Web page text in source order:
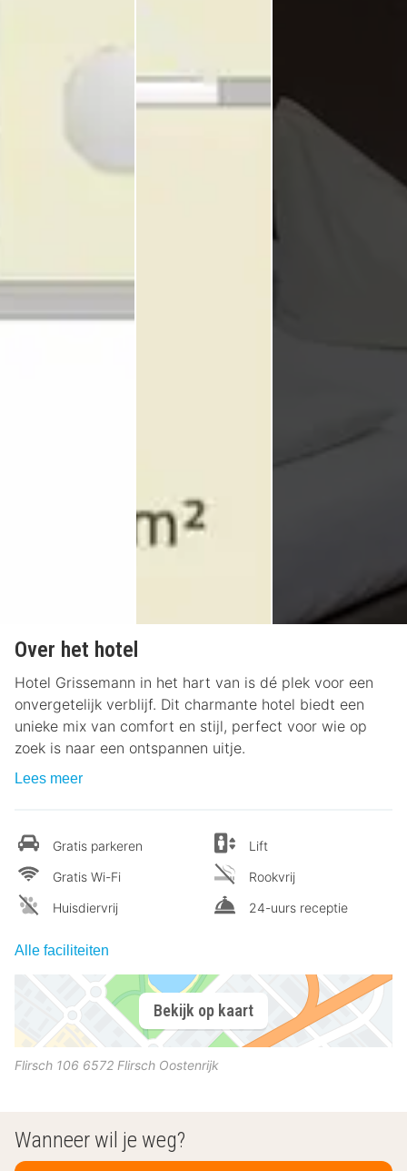
Over het hotel
Hotel Grissemann in het hart van is dé plek voor een
onvergetelijk verblijf. Dit charmante hotel biedt een
unieke mix van comfort en stijl, perfect voor wie op
zoek is naar een ontspannen uitje.
Lees meer
Gratis parkeren
Gratis Wi-Fi
Huisdiervrij
Lift
Rookvrij
24-uurs receptie
Alle faciliteiten
Bekijk op kaart
Flirsch 106 6572 Flirsch Oostenrijk
Wanneer wil je weg?